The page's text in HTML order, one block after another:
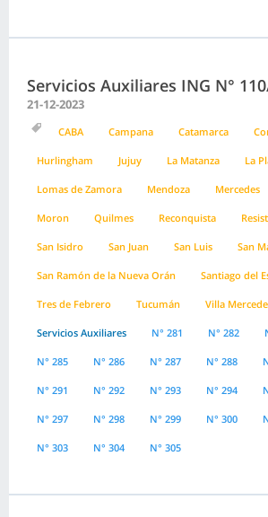
Servicios Auxiliares ING N°
21-12-2023
CABA Campana Catamarca
Hurlingham Jujuy La Matanza La
Lomas de Zamora Mendoza Mercedes
Moron Quilmes Reconquista
San Isidro San Juan San Luis San
San Ramón de la Nueva Orán Santiago del
Tres de Febrero Tucumán Villa
Servicios Auxiliares N° 281 N° 282
N° 285 N° 286 N° 287 N° 288
N° 291 N° 292 N° 293 N° 294
N° 297 N° 298 N° 299 N° 300
N° 303 N° 304 N° 305